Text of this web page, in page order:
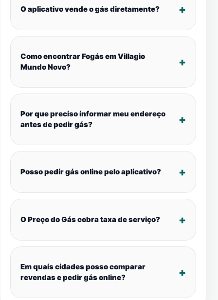
O aplicativo vende o gás diretamente?
Como encontrar Fogás em Villagio
Mundo Novo?
Por que preciso informar meu endereço
antes de pedir gás?
Posso pedir gás online pelo aplicativo?
O Preço do Gás cobra taxa de serviço?
Em quais cidades posso comparar
revendas e pedir gás online?